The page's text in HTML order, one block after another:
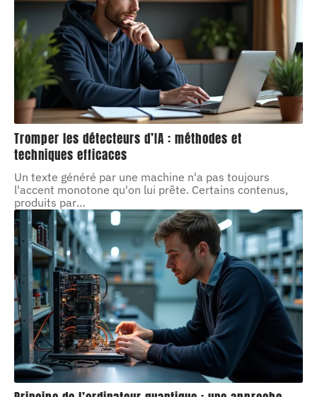
Tromper les détecteurs d’IA : méthodes et
techniques efficaces
Un texte généré par une machine n'a pas toujours
l'accent monotone qu'on lui prête. Certains contenus,
produits par…